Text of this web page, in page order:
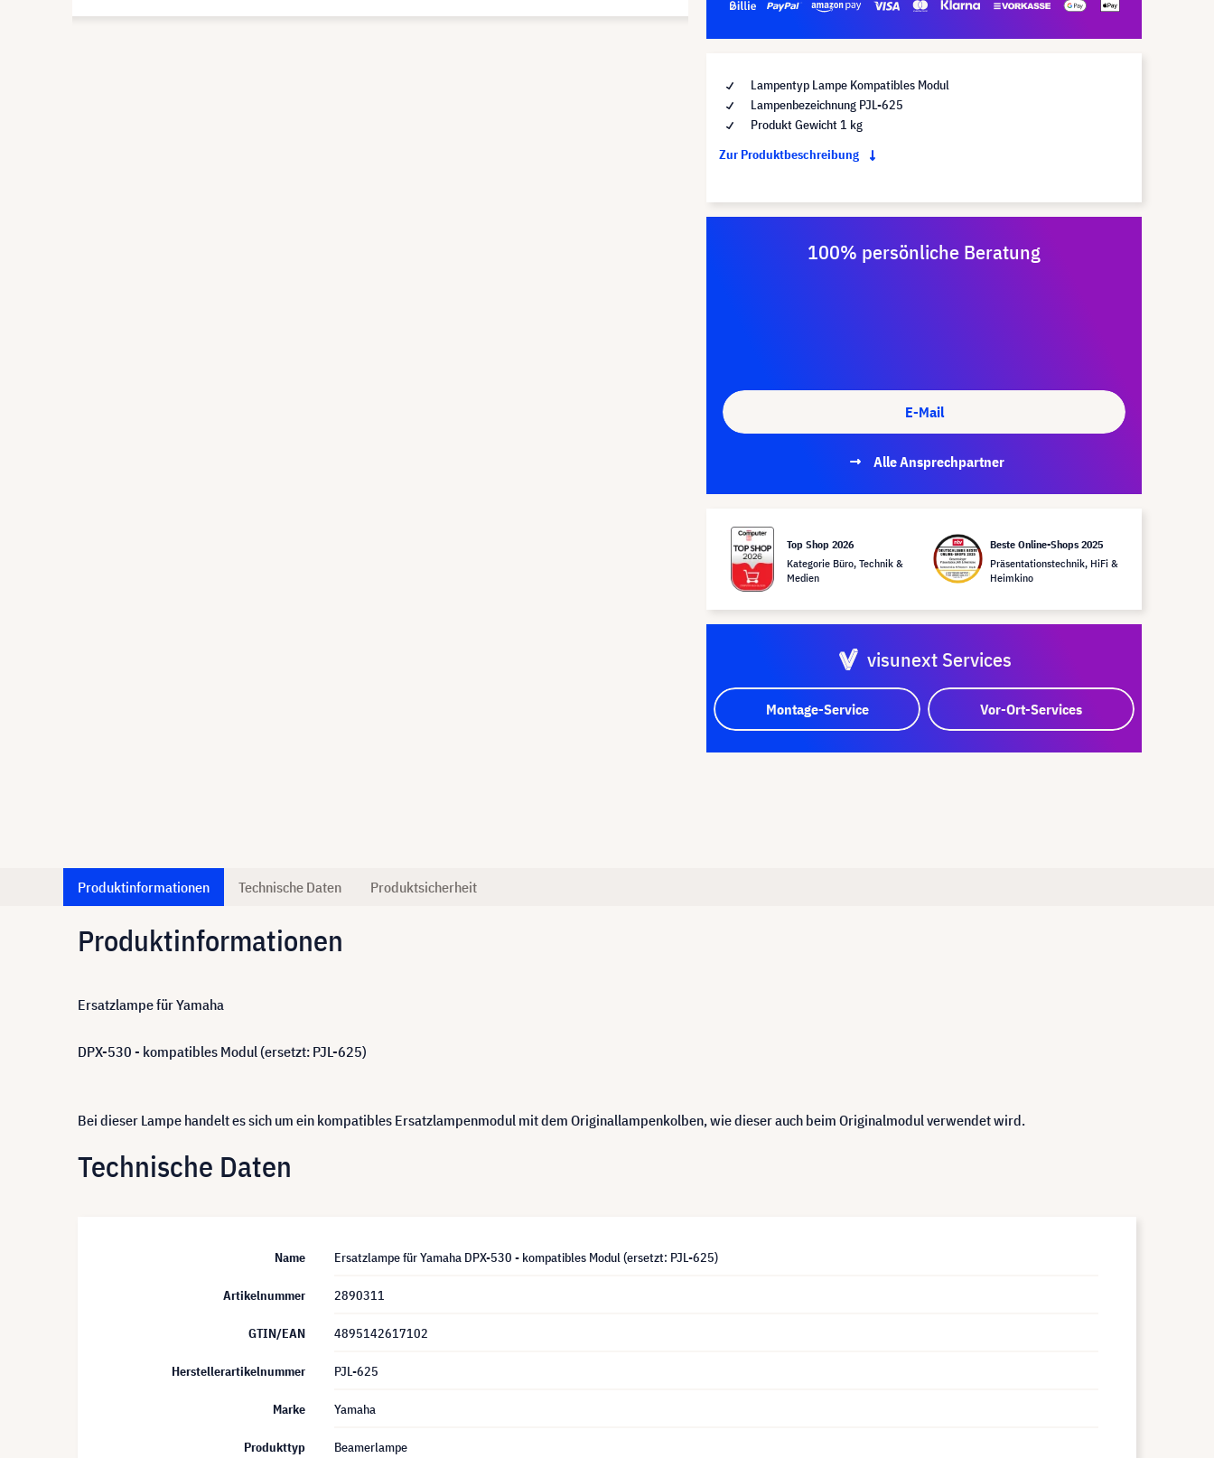
Lampentyp Lampe Kompatibles Modul
Lampenbezeichnung PJL-625
Produkt Gewicht 1 kg
Zur Produktbeschreibung
100% persönliche Beratung
E-Mail
Alle Ansprechpartner
Top Shop 2026
Kategorie Büro, Technik &
Medien
Beste Online-Shops 2025
Präsentationstechnik, HiFi &
Heimkino
visunext Services
Montage-Service Vor-Ort-Services
Produktinformationen Technische Daten Produktsicherheit
Produktinformationen
Ersatzlampe für Yamaha
DPX-530 - kompatibles Modul (ersetzt: PJL-625)
Bei dieser Lampe handelt es sich um ein kompatibles Ersatzlampenmodul mit dem Originallampenkolben, wie dieser auch beim Originalmodul verwendet wird.
Technische Daten
Name Ersatzlampe für Yamaha DPX-530 - kompatibles Modul (ersetzt: PJL-625)
Artikelnummer 2890311
GTIN/EAN 4895142617102
Herstellerartikelnummer PJL-625
Marke Yamaha
Produkttyp Beamerlampe